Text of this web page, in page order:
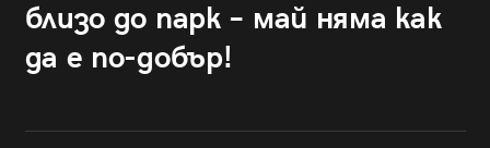
близо до парк – май няма как
да е по-добър!